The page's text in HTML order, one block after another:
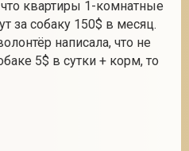
квартиры 1-комнатные
за собаку 150$ в месяц.
написала, что не
5$ в сутки + корм, то